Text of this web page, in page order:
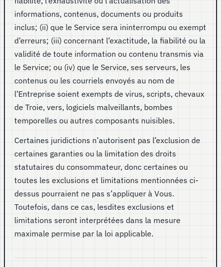
informations, contenus, documents ou produits
inclus; (ii) que le Service sera ininterrompu ou exempt
d’erreurs; (iii) concernant l’exactitude, la fiabilité ou la
validité de toute information ou contenu transmis via
le Service; ou (iv) que le Service, ses serveurs, les
contenus ou les courriels envoyés au nom de
l’Entreprise soient exempts de virus, scripts, chevaux
de Troie, vers, logiciels malveillants, bombes
temporelles ou autres composants nuisibles.
Certaines juridictions n’autorisent pas l’exclusion de
certaines garanties ou la limitation des droits
statutaires du consommateur, donc certaines ou
toutes les exclusions et limitations mentionnées ci-
dessus pourraient ne pas s’appliquer à Vous.
Toutefois, dans ce cas, lesdites exclusions et
limitations seront interprétées dans la mesure
maximale permise par la loi applicable.